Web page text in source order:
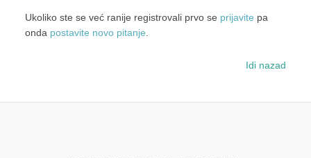
Ukoliko ste se već ranije registrovali prvo se prijavite pa
onda postavite novo pitanje.
Idi nazad